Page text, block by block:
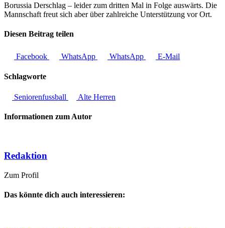
Borussia Derschlag – leider zum dritten Mal in Folge auswärts. Die
Mannschaft freut sich aber über zahlreiche Unterstützung vor Ort.
Diesen Beitrag teilen
Facebook WhatsApp WhatsApp E-Mail
Schlagworte
Seniorenfussball Alte Herren
Informationen zum Autor
Redaktion
Zum Profil
Das könnte dich auch interessieren: